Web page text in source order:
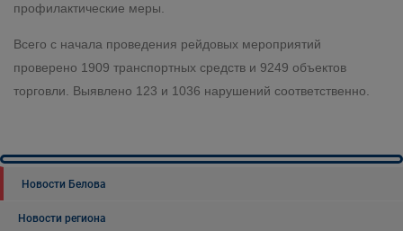
профилактические меры.
Всего с начала проведения рейдовых мероприятий
проверено 1909 транспортных средств и 9249 объектов
торговли. Выявлено 123 и 1036 нарушений соответственно.
Новости Белова
Новости региона